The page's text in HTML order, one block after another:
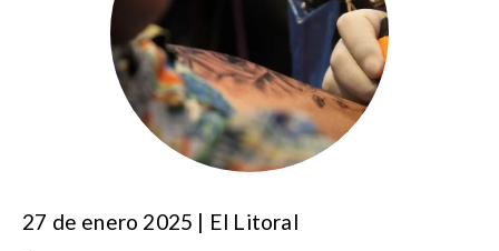
27 de enero 2025 | El Litoral